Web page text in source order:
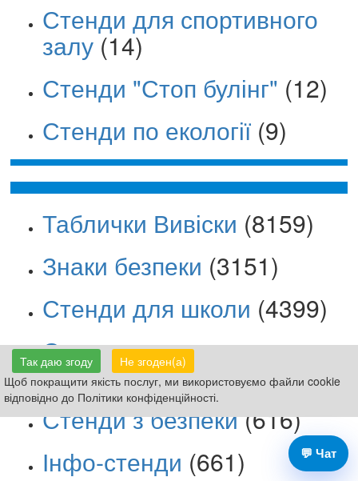
Так даю згоду
Не згоден(а)
Щоб покращити якість послуг, ми використовуємо файли cookie
відповідно до Політики конфіденційності.
Стенди для спортивного
залу(14)
Стенди "Стоп булінг" (12)
Стенди по екології (9)
Таблички Вивіски (8159)
Знаки безпеки (3151)
Стенди для школи (4399)
Стенди для дитсадка
(1084)
Стенди з безпеки(616)
Інфо-стенди (661) 💬 Чат